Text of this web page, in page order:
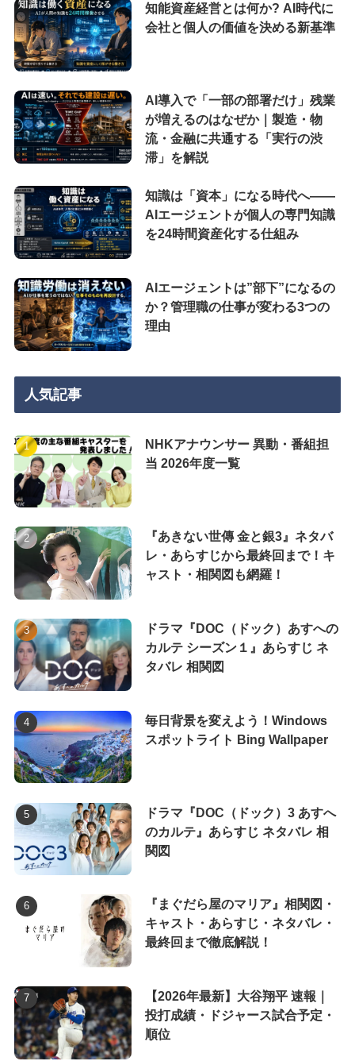
知能資産経営とは何か? AI時代に
会社と個人の価値を決める新基準
AI導入で「一部の部署だけ」残業
が増えるのはなぜか｜製造・物
流・金融に共通する「実行の渋
滞」を解説
知識は「資本」になる時代へ——
AIエージェントが個人の専門知識
を24時間資産化する仕組み
AIエージェントは”部下”になるの
か？管理職の仕事が変わる3つの
理由
人気記事
NHKアナウンサー 異動・番組担
当 2026年度一覧
『あきない世傳 金と銀3』ネタバ
レ・あらすじから最終回まで！キ
ャスト・相関図も網羅！
ドラマ『DOC（ドック）あすへの
カルテ シーズン１』あらすじ ネ
タバレ 相関図
毎日背景を変えよう！Windows
スポットライト Bing Wallpaper
ドラマ『DOC（ドック）3 あすへ
のカルテ』あらすじ ネタバレ 相
関図
『まぐだら屋のマリア』相関図・
キャスト・あらすじ・ネタバレ・
最終回まで徹底解説！
【2026年最新】大谷翔平 速報｜
投打成績・ドジャース試合予定・
順位